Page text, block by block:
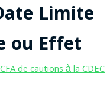
Limite
ou Effet